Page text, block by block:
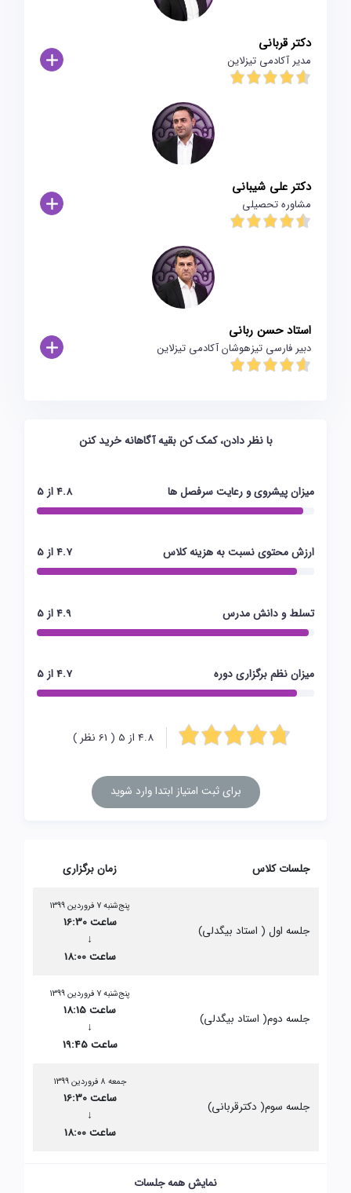
دکتر قربانی
مدیر آکادمی تیزلاین
دکتر علی شیبانی
مشاوره تحصیلی
استاد حسن ربانی
دبیر فارسی تیزهوشان آکادمی تیزلاین
با نظر دادن، کمک کن بقیه آگاهانه خرید کنن
میزان پیشروی و رعایت سرفصل ها 4.8 از 5
ارزش محتوی نسبت به هزینه کلاس 4.7 از 5
تسلط و دانش مدرس 4.9 از 5
میزان نظم برگزاری دوره 4.7 از 5
4.8 از 5 ( 61 نظر )
برای ثبت امتیاز ابتدا وارد شوید
جلسات کلاس زمان برگزاری
جلسه اول ( استاد بیگدلی)
پنج‌شنبه 7 فروردین 1399
ساعت 16:30
↓
ساعت 18:00
جلسه دوم( استاد بیگدلی)
پنج‌شنبه 7 فروردین 1399
ساعت 18:15
↓
ساعت 19:45
جلسه سوم( دکترقربانی)
جمعه 8 فروردین 1399
ساعت 16:30
↓
ساعت 18:00
نمایش همه جلسات